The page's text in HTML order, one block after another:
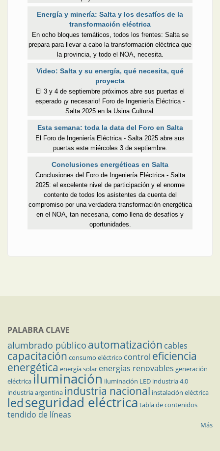
Energía y minería: Salta y los desafíos de la
transformación eléctrica
En ocho bloques temáticos, todos los frentes: Salta se
prepara para llevar a cabo la transformación eléctrica que
la provincia, y todo el NOA, necesita.
Video: Salta y su energía, qué necesita, qué
proyecta
El 3 y 4 de septiembre próximos abre sus puertas el
esperado ¡y necesario! Foro de Ingeniería Eléctrica -
Salta 2025 en la Usina Cultural.
Esta semana: toda la data del Foro en Salta
El Foro de Ingeniería Eléctrica - Salta 2025 abre sus
puertas este miércoles 3 de septiembre.
Conclusiones energéticas en Salta
Conclusiones del Foro de Ingeniería Eléctrica - Salta
2025: el excelente nivel de participación y el enorme
contento de todos los asistentes da cuenta del
compromiso por una verdadera transformación energética
en el NOA, tan necesaria, como llena de desafíos y
oportunidades.
PALABRA CLAVE
alumbrado público automatización cables
capacitación consumo eléctrico control eficiencia
energética energía solar energías renovables generación
eléctricailuminación iluminación LED industria 4.0
industria argentina industria nacional instalación eléctrica
ledseguridad eléctrica tabla de contenidos
tendido de líneas
Más